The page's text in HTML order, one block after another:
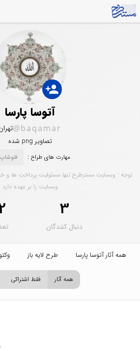
person_add
آتوسا پارسا
@baqamar
تصاویر png شده
مهارت های طراح :
فتوشاپ
توجه : وبسایت مسترطرح تنها مسئولیت پرداخت ها و
وبسایت را بر عهده دارد
3
دنبال کنندگان
همه آثار آتوسا پارسا طرح لایه باز
همه آثار فقط اشتراکی